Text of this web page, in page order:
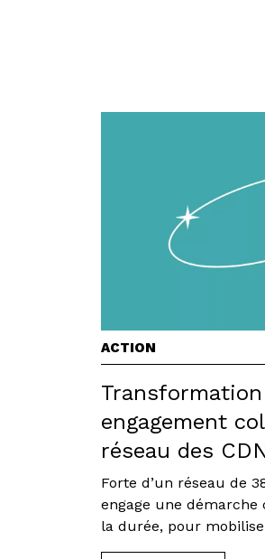
ACTION
engagement
réseau des
Forte d’un réseau de
engage une démarche
la durée, pour